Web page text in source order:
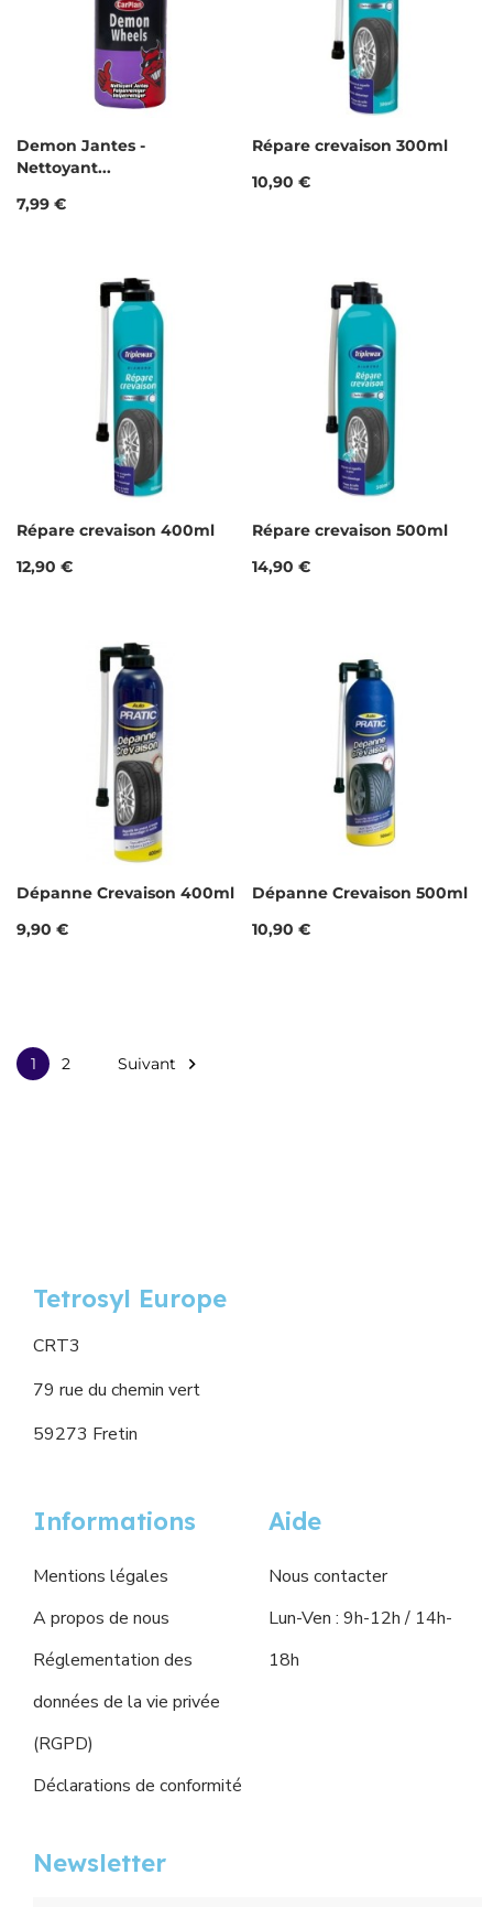
Demon Jantes -
Nettoyant...
Prix
7,99 €
Répare crevaison 300ml
Prix
10,90 €
Répare crevaison 400ml
Prix
12,90 €
Répare crevaison 500ml
Prix
14,90 €
Dépanne Crevaison 400ml
Prix
9,90 €
Dépanne Crevaison 500ml
Prix
10,90 €
1 2 Suivant 
Tetrosyl Europe
CRT3
79 rue du chemin vert
59273 Fretin
Informations
Mentions légales
A propos de nous
Réglementation des
données de la vie privée
(RGPD)
Déclarations de conformité
Aide
Nous contacter
Lun-Ven : 9h-12h / 14h-
18h
Newsletter